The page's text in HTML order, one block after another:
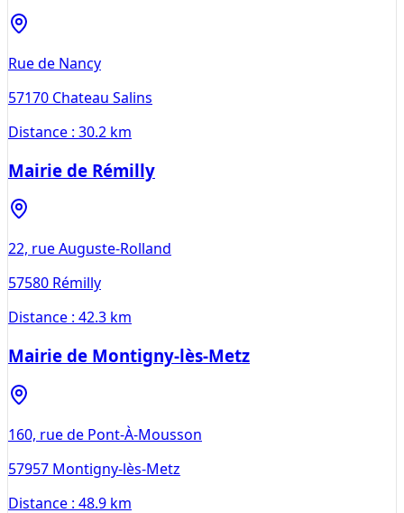
Rue de Nancy
57170 Chateau Salins
Distance : 30.2 km
Mairie de Rémilly
22, rue Auguste-Rolland
57580 Rémilly
Distance : 42.3 km
Mairie de Montigny-lès-Metz
160, rue de Pont-À-Mousson
57957 Montigny-lès-Metz
Distance : 48.9 km